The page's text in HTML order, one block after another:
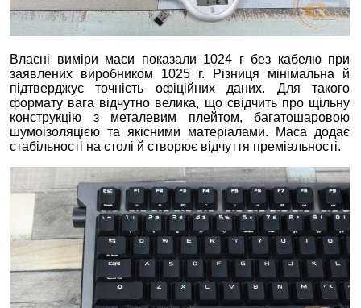
Власні виміри маси показали 1024 г без кабелю при
заявлених виробником 1025 г. Різниця мінімальна й
підтверджує точність офіційних даних. Для такого
формату вага відчутно велика, що свідчить про щільну
конструкцію з металевим плейтом, багатошаровою
шумоізоляцією та якісними матеріалами. Маса додає
стабільності на столі й створює відчуття преміальності.